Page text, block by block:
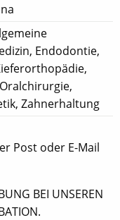
Endodontie,
Zahnerhaltung
Post oder E-Mail
BEI UNSEREN